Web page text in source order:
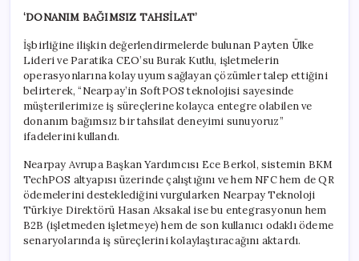
‘DONANIM BAĞIMSIZ TAHSİLAT’
İşbirliğine ilişkin değerlendirmelerde bulunan Payten Ülke
Lideri ve Paratika CEO’su Burak Kutlu, işletmelerin
operasyonlarına kolay uyum sağlayan çözümler talep ettiğini
belirterek, “Nearpay’in SoftPOS teknolojisi sayesinde
müşterilerimize iş süreçlerine kolayca entegre olabilen ve
donanım bağımsız bir tahsilat deneyimi sunuyoruz”
ifadelerini kullandı.
Nearpay Avrupa Başkan Yardımcısı Ece Berkol, sistemin BKM
TechPOS altyapısı üzerinde çalıştığını ve hem NFC hem de QR
ödemelerini desteklediğini vurgularken Nearpay Teknoloji
Türkiye Direktörü Hasan Aksakal ise bu entegrasyonun hem
B2B (işletmeden işletmeye) hem de son kullanıcı odaklı ödeme
senaryolarında iş süreçlerini kolaylaştıracağını aktardı.